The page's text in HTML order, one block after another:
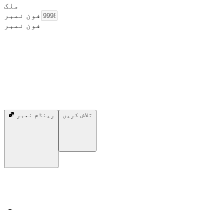
ملک
فون نمبر
فون نمبر
رینڈم نمبر تلاش کریں